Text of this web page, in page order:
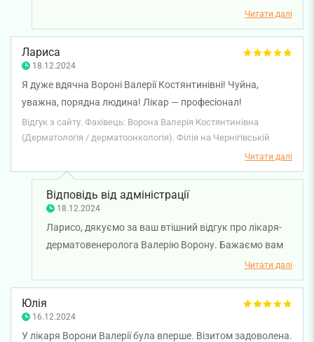
лікаря-дерматовенеролога Валерії Ворони. Бажаємо
вам міцного здоров'я!
Читати далі
Лариса
18.12.2024
Я дуже вдячна Вороні Валерії Костянтинівні! Чуйна,
уважна, порядна людина! Лікар — професіонал!
Звертаюсь неодноразово і рекомендую всім! Думка про
клініку, теж, найкраща! 🙏
Відгук з сайту. Фахівець: Ворона Валерія Костянтинівна
(Дерматологія / дерматоонкологія). Філія на Чернігівській
Читати далі
Відповідь від адміністрації
18.12.2024
Ларисо, дякуємо за ваш втішний відгук про лікаря-
дерматовенеролога Валерію Ворону. Бажаємо вам
Читати далі
Юлія
16.12.2024
У лікаря Ворони Валерії була вперше. Візитом задоволена.